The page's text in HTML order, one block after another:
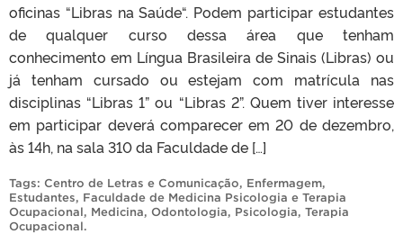
oficinas “Libras na Saúde“. Podem participar estudantes
de qualquer curso dessa área que tenham
conhecimento em Língua Brasileira de Sinais (Libras) ou
já tenham cursado ou estejam com matrícula nas
disciplinas “Libras 1” ou “Libras 2”. Quem tiver interesse
em participar deverá comparecer em 20 de dezembro,
às 14h, na sala 310 da Faculdade de […]
Tags: Centro de Letras e Comunicação, Enfermagem,
Estudantes, Faculdade de Medicina Psicologia e Terapia
Ocupacional, Medicina, Odontologia, Psicologia, Terapia
Ocupacional.